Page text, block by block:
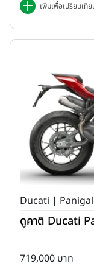
เพิ่มเพื่อเปรียบเที
Ducati |
ดูคาติ Ducati
719,000 บาท